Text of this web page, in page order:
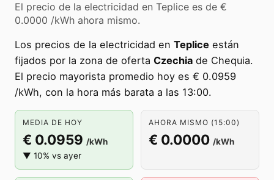
El precio de la electricidad en Teplice es de €
0.0000 /kWh ahora mismo.
Los precios de la electricidad en Teplice están
fijados por la zona de oferta Czechia de Chequia.
El precio mayorista promedio hoy es € 0.0959
/kWh, con la hora más barata a las 13:00.
MEDIA DE HOY
€ 0.0959 /kWh
▼ 10% vs ayer
AHORA MISMO (15:00)
€ 0.0000 /kWh